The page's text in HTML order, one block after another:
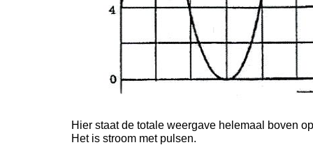
Hier staat de totale weergave helemaal boven
Het is stroom met pulsen.